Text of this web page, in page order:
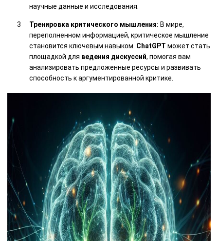
научные данные и исследования.
Тренировка критического мышления: В мире,
переполненном информацией, критическое мышление
становится ключевым навыком. ChatGPT может стать
площадкой для ведения дискуссий, помогая вам
анализировать предложенные ресурсы и развивать
способность к аргументированной критике.